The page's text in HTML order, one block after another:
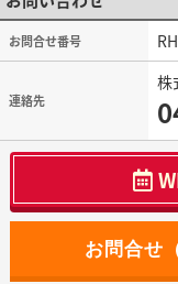
お問合せ番号
連絡先
株